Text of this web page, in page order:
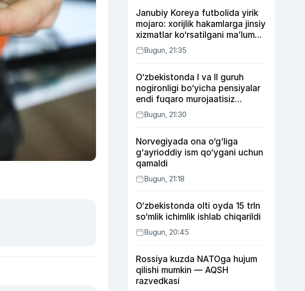
Janubiy Koreya futbolida yirik
mojaro: xorijlik hakamlarga jinsiy
xizmatlar ko‘rsatilgani ma’lum
qilindi
Bugun, 21:35
O‘zbekistonda I va II guruh
nogironligi bo‘yicha pensiyalar
endi fuqaro murojaatisiz
tayinlanishi mumkin
Bugun, 21:30
Norvegiyada ona o‘g‘liga
g‘ayrioddiy ism qo‘ygani uchun
qamaldi
Bugun, 21:18
O‘zbekistonda olti oyda 15 trln
so‘mlik ichimlik ishlab chiqarildi
Bugun, 20:45
Rossiya kuzda NATOga hujum
qilishi mumkin — AQSH
razvedkasi